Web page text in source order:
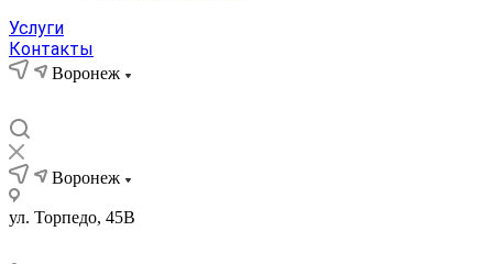
Услуги
Контакты
Воронеж
Воронеж
ул. Торпедо, 45В